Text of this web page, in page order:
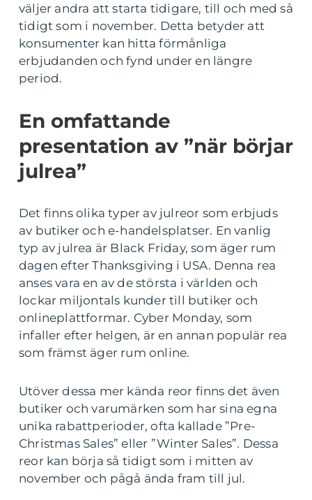
väljer andra att starta tidigare, till och med så
tidigt som i november. Detta betyder att
konsumenter kan hitta förmånliga
erbjudanden och fynd under en längre
period.
En omfattande
presentation av ”när börjar
julrea”
Det finns olika typer av julreor som erbjuds
av butiker och e-handelsplatser. En vanlig
typ av julrea är Black Friday, som äger rum
dagen efter Thanksgiving i USA. Denna rea
anses vara en av de största i världen och
lockar miljontals kunder till butiker och
onlineplattformar. Cyber Monday, som
infaller efter helgen, är en annan populär rea
som främst äger rum online.
Utöver dessa mer kända reor finns det även
butiker och varumärken som har sina egna
unika rabattperioder, ofta kallade ”Pre-
Christmas Sales” eller ”Winter Sales”. Dessa
reor kan börja så tidigt som i mitten av
november och pågå ända fram till jul.